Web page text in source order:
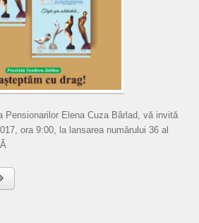
Pensionarilor Elena Cuza Bârlad, vă invită
ora 9:00, la lansarea numărului 36 al